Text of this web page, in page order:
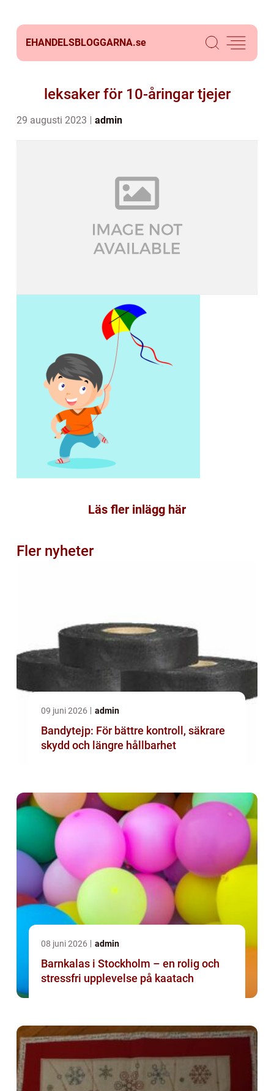
EHANDELSBLOGGARNA.se
leksaker för 10-åringar tjejer
29 augusti 2023 admin
Läs fler inlägg här
Fler nyheter
09 juni 2026 admin
Bandytejp: För bättre kontroll, säkrare
skydd och längre hållbarhet
08 juni 2026 admin
Barnkalas i Stockholm – en rolig och
stressfri upplevelse på kaatach